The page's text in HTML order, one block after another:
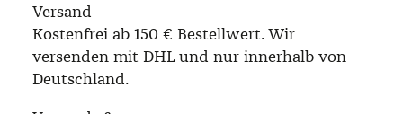
Versand
Kostenfrei ab 150 € Bestellwert. Wir
versenden mit DHL und nur innerhalb von
Deutschland.